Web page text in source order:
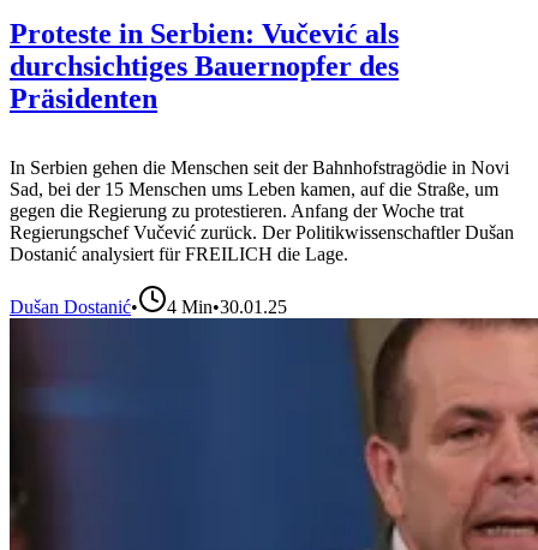
Proteste in Serbien: Vučević als
durchsichtiges Bauernopfer des
Präsidenten
In Serbien gehen die Menschen seit der Bahnhofstragödie in Novi
Sad, bei der 15 Menschen ums Leben kamen, auf die Straße, um
gegen die Regierung zu protestieren. Anfang der Woche trat
Regierungschef Vučević zurück. Der Politikwissenschaftler Dušan
Dostanić analysiert für FREILICH die Lage.
Dušan Dostanić• 4 Min•30.01.25